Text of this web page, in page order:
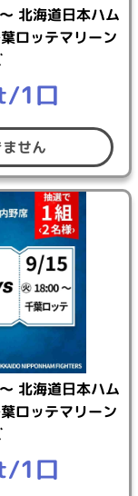
北海道日本ハム
ロッテマリーン
1口
せん
北海道日本ハム
ロッテマリーン
1口